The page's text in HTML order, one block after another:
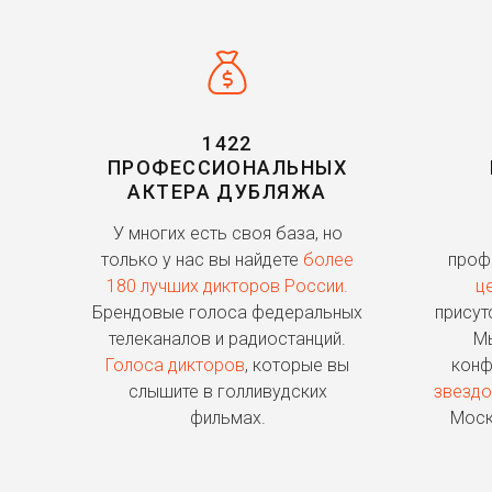
1422
ПРОФЕССИОНАЛЬНЫХ
АКТЕРА ДУБЛЯЖА
У многих есть своя база, но
только у нас вы найдете более
180 лучших дикторов России.
Брендовые голоса федеральных
телеканалов и радиостанций.
Голоса дикторов, которые вы
слышите в голливудских
фильмах.